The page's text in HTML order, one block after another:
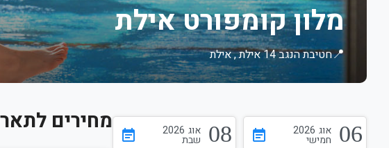
מלון קומפורט אילת
📍חטיבת הנגב 14 אילת , אילת
event_note 06 אוג 2026
חמישי event_note 08 אוג 2026
שבת
מחירים